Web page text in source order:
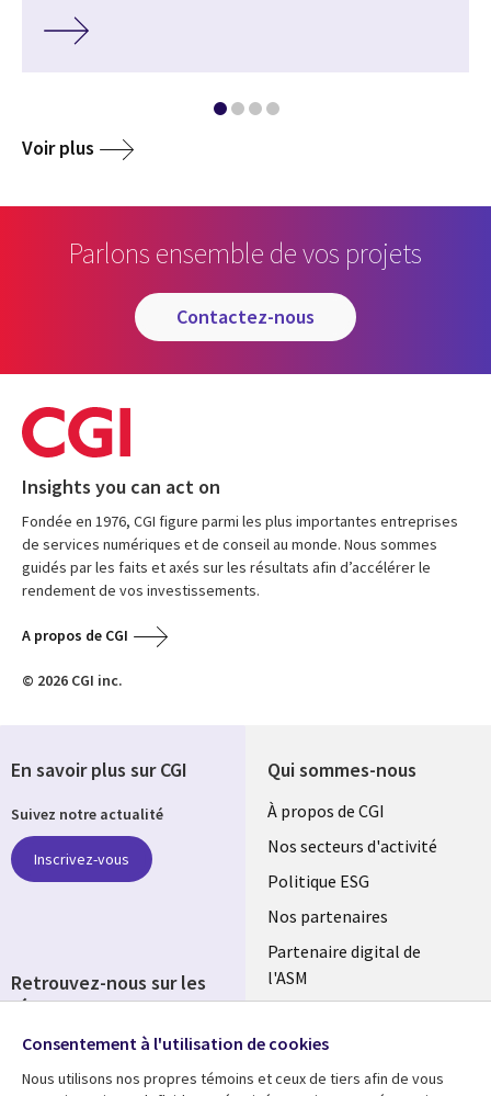
Voir plus
Parlons ensemble de vos projets
contactez-nous
Insights you can act on
Fondée en 1976, CGI figure parmi les plus importantes entreprises
de services numériques et de conseil au monde. Nous sommes
guidés par les faits et axés sur les résultats afin d’accélérer le
rendement de vos investissements.
A propos de CGI
© 2026 CGI inc.
Qui sommes-nous
Useful
links
FRANCE
À propos de CGI
Nos secteurs d'activité
Politique ESG
Nos partenaires
Partenaire digital de
l'ASM
Fusions
En savoir plus sur CGI
Suivez notre actualité
Inscrivez-vous
Retrouvez-nous sur les
réseaux
Social
Media
Consentement à l'utilisation de cookies
Nous utilisons nos propres témoins et ceux de tiers afin de vous